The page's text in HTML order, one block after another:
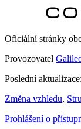
Oficiální stránky
Provozovatel
Poslední
Změna vzhledu,
Prohlášení o